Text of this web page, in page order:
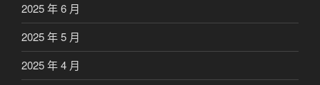
2025 年 6 月
2025 年 5 月
2025 年 4 月